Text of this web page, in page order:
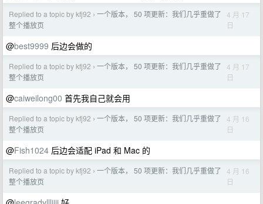
Replied to a topic by kfj92 › 一个版本， 50 项更新：我们几乎重做了
整个播放页
4 月 17
日
@best9999 后边会做的
Replied to a topic by kfj92 › 一个版本， 50 项更新：我们几乎重做了
整个播放页
4 月 17
日
@caiweilong00 首先我自己就会用
Replied to a topic by kfj92 › 一个版本， 50 项更新：我们几乎重做了
整个播放页
4 月 16
日
@Fish1024 后边会适配 iPad 和 Mac 的
Replied to a topic by kfj92 › 一个版本， 50 项更新：我们几乎重做了
整个播放页
4 月 16
日